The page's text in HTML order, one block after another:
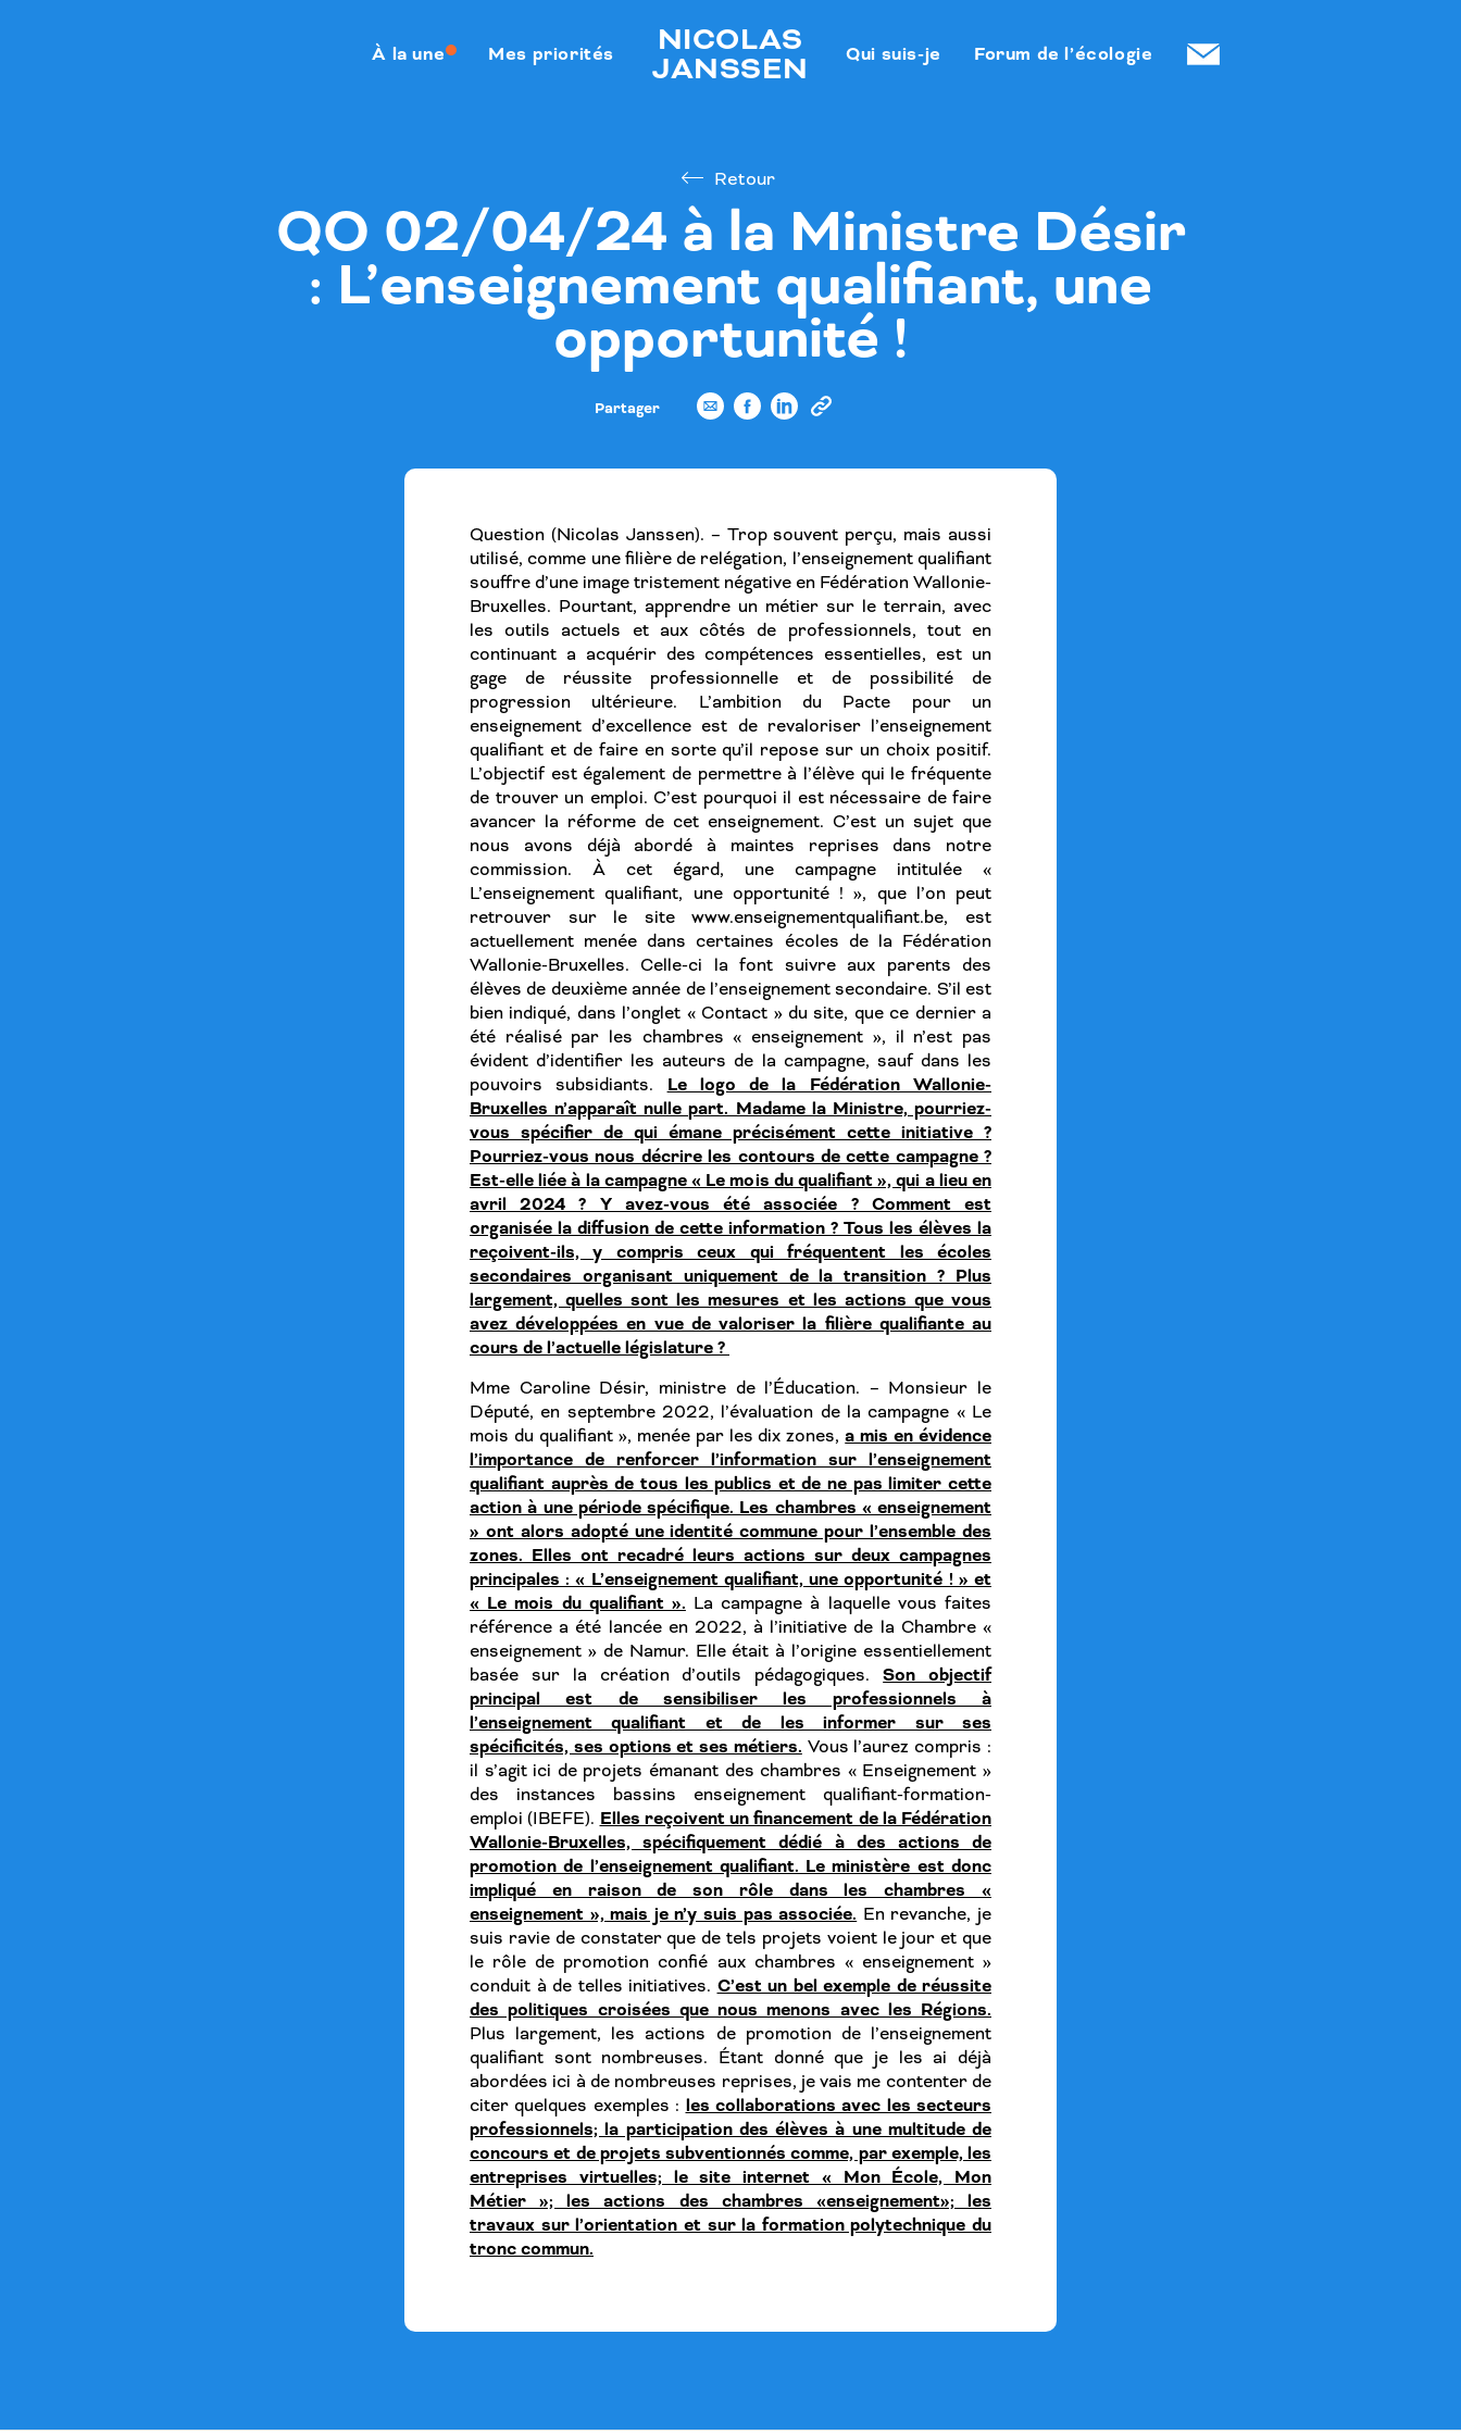
À la une Mes priorités NICOLAS
JANSSEN Qui suis-je Forum de l’écologie
Retour
QO 02/04/24 à la Ministre Désir
: L’enseignement qualifiant, une
opportunité !
Partager
Question (Nicolas Janssen). – Trop souvent perçu, mais aussi
utilisé, comme une filière de relégation, l’enseignement qualifiant
souffre d’une image tristement négative en Fédération Wallonie-
Bruxelles. Pourtant, apprendre un métier sur le terrain, avec
les outils actuels et aux côtés de professionnels, tout en
continuant a acquérir des compétences essentielles, est un
gage de réussite professionnelle et de possibilité de
progression ultérieure. L’ambition du Pacte pour un
enseignement d’excellence est de revaloriser l’enseignement
qualifiant et de faire en sorte qu’il repose sur un choix positif.
L’objectif est également de permettre à l’élève qui le fréquente
de trouver un emploi. C’est pourquoi il est nécessaire de faire
avancer la réforme de cet enseignement. C’est un sujet que
nous avons déjà abordé à maintes reprises dans notre
commission. À cet égard, une campagne intitulée «
L’enseignement qualifiant, une opportunité ! », que l’on peut
retrouver sur le site www.enseignementqualifiant.be, est
actuellement menée dans certaines écoles de la Fédération
Wallonie-Bruxelles. Celle-ci la font suivre aux parents des
élèves de deuxième année de l’enseignement secondaire. S’il est
bien indiqué, dans l’onglet « Contact » du site, que ce dernier a
été réalisé par les chambres « enseignement », il n’est pas
évident d’identifier les auteurs de la campagne, sauf dans les
pouvoirs subsidiants. Le logo de la Fédération Wallonie-
Bruxelles n’apparaît nulle part. Madame la Ministre, pourriez-
vous spécifier de qui émane précisément cette initiative ?
Pourriez-vous nous décrire les contours de cette campagne ?
Est-elle liée à la campagne « Le mois du qualifiant », qui a lieu en
avril 2024 ? Y avez-vous été associée ? Comment est
organisée la diffusion de cette information ? Tous les élèves la
reçoivent-ils, y compris ceux qui fréquentent les écoles
secondaires organisant uniquement de la transition ? Plus
largement, quelles sont les mesures et les actions que vous
avez développées en vue de valoriser la filière qualifiante au
cours de l’actuelle législature ?
Mme Caroline Désir, ministre de l’Éducation. – Monsieur le
Député, en septembre 2022, l’évaluation de la campagne « Le
mois du qualifiant », menée par les dix zones,a mis en évidence
l’importance de renforcer l’information sur l’enseignement
qualifiant auprès de tous les publics et de ne pas limiter cette
action à une période spécifique. Les chambres « enseignement
» ont alors adopté une identité commune pour l’ensemble des
zones. Elles ont recadré leurs actions sur deux campagnes
principales : « L’enseignement qualifiant, une opportunité ! » et
« Le mois du qualifiant ». La campagne à laquelle vous faites
référence a été lancée en 2022, à l’initiative de la Chambre «
enseignement » de Namur. Elle était à l’origine essentiellement
basée sur la création d’outils pédagogiques.Son objectif
principal est de sensibiliser les professionnels à
l’enseignement qualifiant et de les informer sur ses
spécificités, ses options et ses métiers. Vous l’aurez compris :
il s’agit ici de projets émanant des chambres « Enseignement »
des instances bassins enseignement qualifiant-formation-
emploi (IBEFE). Elles reçoivent un financement de la Fédération
Wallonie-Bruxelles, spécifiquement dédié à des actions de
promotion de l’enseignement qualifiant. Le ministère est donc
impliqué en raison de son rôle dans les chambres «
enseignement », mais je n’y suis pas associée. En revanche, je
suis ravie de constater que de tels projets voient le jour et que
le rôle de promotion confié aux chambres « enseignement »
conduit à de telles initiatives. C’est un bel exemple de réussite
des politiques croisées que nous menons avec les Régions.
Plus largement, les actions de promotion de l’enseignement
qualifiant sont nombreuses. Étant donné que je les ai déjà
abordées ici à de nombreuses reprises, je vais me contenter de
citer quelques exemples : les collaborations avec les secteurs
professionnels; la participation des élèves à une multitude de
concours et de projets subventionnés comme, par exemple, les
entreprises virtuelles; le site internet « Mon École, Mon
Métier »; les actions des chambres «enseignement»; les
travaux sur l’orientation et sur la formation polytechnique du
tronc commun.